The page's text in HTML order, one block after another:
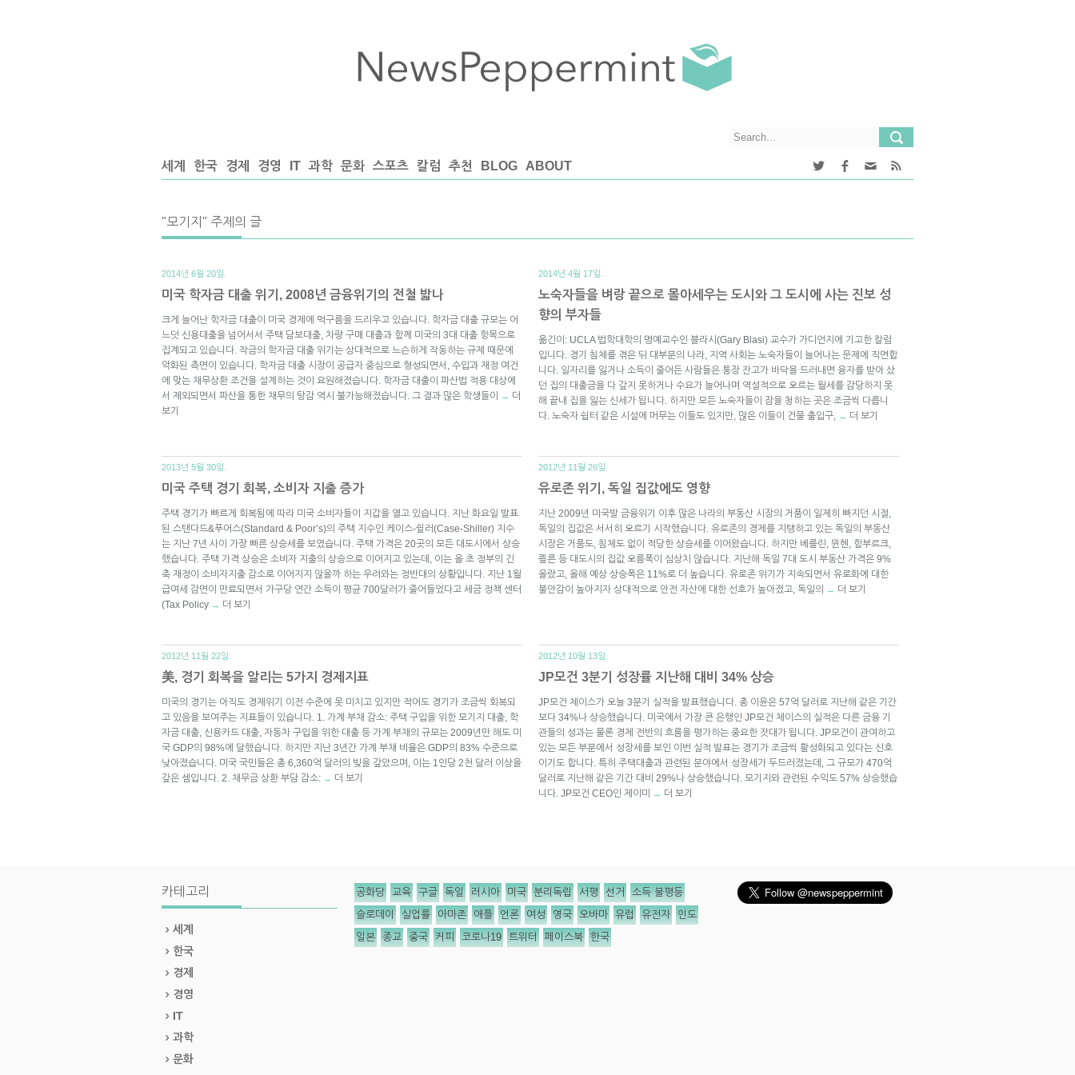
세계 한국 경제 경영 IT 과학 문화 스포츠 칼럼 추천 BLOG ABOUT
"모기지" 주제의 글
2014년 6월 20일.
미국 학자금 대출 위기, 2008년 금융위기의 전철 밟나
크게 늘어난 학자금 대출이 미국 경제에 먹구름을 드리우고 있습니다. 학자금 대출 규모는 어
느덧 신용대출을 넘어서서 주택 담보대출, 차량 구매 대출과 함께 미국의 3대 대출 항목으로
집계되고 있습니다. 작금의 학자금 대출 위기는 상대적으로 느슨하게 작동하는 규제 때문에
악화된 측면이 있습니다. 학자금 대출 시장이 공급자 중심으로 형성되면서, 수입과 재정 여건
에 맞는 채무상환 조건을 설계하는 것이 요원해졌습니다. 학자금 대출이 파산법 적용 대상에
서 제외되면서 파산을 통한 채무의 탕감 역시 불가능해졌습니다. 그 결과 많은 학생들이
→ 더
보기
2014년 4월 17일.
노숙자들을 벼랑 끝으로 몰아세우는 도시와 그 도시에 사는 진보 성
향의 부자들
옮긴이: UCLA 법학대학의 명예교수인 블라시(Gary Blasi) 교수가 가디언지에 기고한 칼럼
입니다. 경기 침체를 겪은 뒤 대부분의 나라, 지역 사회는 노숙자들이 늘어나는 문제에 직면합
니다. 일자리를 잃거나 소득이 줄어든 사람들은 통장 잔고가 바닥을 드러내면 융자를 받아 샀
던 집의 대출금을 다 갚지 못하거나 수요가 늘어나며 역설적으로 오르는 월세를 감당하지 못
해 끝내 집을 잃는 신세가 됩니다. 하지만 모든 노숙자들이 잠을 청하는 곳은 조금씩 다릅니
다. 노숙자 쉼터 같은 시설에 머무는 이들도 있지만, 많은 이들이 건물 출입구, → 더 보기
2013년 5월 30일.
미국 주택 경기 회복, 소비자 지출 증가
주택 경기가 빠르게 회복됨에 따라 미국 소비자들이 지갑을 열고 있습니다. 지난 화요일 발표
된 스탠다드&푸어스(Standard & Poor’s)의 주택 지수인 케이스-쉴러(Case-Shiller) 지수
는 지난 7년 사이 가장 빠른 상승세를 보였습니다. 주택 가격은 20곳의 모든 대도시에서 상승
했습니다. 주택 가격 상승은 소비자 지출의 상승으로 이어지고 있는데, 이는 올 초 정부의 긴
축 재정이 소비자지출 감소로 이어지지 않을까 하는 우려와는 정반대의 상황입니다. 지난 1월
급여세 감면이 만료되면서 가구당 연간 소득이 평균 700달러가 줄어들었다고 세금 정책 센터
(Tax Policy → 더 보기
2012년 11월 26일.
유로존 위기, 독일 집값에도 영향
지난 2009년 미국발 금융위기 이후 많은 나라의 부동산 시장의 거품이 일제히 빠지던 시절,
독일의 집값은 서서히 오르기 시작했습니다. 유로존의 경제를 지탱하고 있는 독일의 부동산
시장은 거품도, 침체도 없이 적당한 상승세를 이어왔습니다. 하지만 베를린, 뮌헨, 함부르크,
쾰른 등 대도시의 집값 오름폭이 심상치 않습니다. 지난해 독일 7대 도시 부동산 가격은 9%
올랐고, 올해 예상 상승폭은 11%로 더 높습니다. 유로존 위기가 지속되면서 유로화에 대한
불안감이 높아지자 상대적으로 안전 자산에 대한 선호가 높아졌고, 독일의
→ 더 보기
2012년 11월 22일.
美, 경기 회복을 알리는 5가지 경제지표
미국의 경기는 아직도 경제위기 이전 수준에 못 미치고 있지만 적어도 경기가 조금씩 회복되
고 있음을 보여주는 지표들이 있습니다. 1. 가계 부채 감소: 주택 구입을 위한 모기지 대출, 학
자금 대출, 신용카드 대출, 자동차 구입을 위한 대출 등 가계 부채의 규모는 2009년만 해도 미
국 GDP의 98%에 달했습니다. 하지만 지난 3년간 가계 부채 비율은 GDP의 83% 수준으로
낮아졌습니다. 미국 국민들은 총 6,360억 달러의 빚을 갚았으며, 이는 1인당 2천 달러 이상을
갚은 셈입니다. 2. 채무금 상환 부담 감소: → 더 보기
2012년 10월 13일.
JP모건 3분기 성장률 지난해 대비 34% 상승
JP모건 체이스가 오늘 3분기 실적을 발표했습니다. 총 이윤은 57억 달러로 지난해 같은 기간
보다 34%나 상승했습니다. 미국에서 가장 큰 은행인 JP모건 체이스의 실적은 다른 금융 기
관들의 성과는 물론 경제 전반의 흐름을 평가하는 중요한 잣대가 됩니다. JP모건이 관여하고
있는 모든 부분에서 성장세를 보인 이번 실적 발표는 경기가 조금씩 활성화되고 있다는 신호
이기도 합니다. 특히 주택대출과 관련된 분야에서 성장세가 두드러졌는데, 그 규모가 470억
달러로 지난해 같은 기간 대비 29%나 상승했습니다. 모기지와 관련된 수익도 57% 상승했습
니다. JP모건 CEO인 제이미
→ 더 보기
카테고리
세계
한국
경제
경영
IT
과학
문화
공화당 교육 구글 독일 러시아 미국 분리독립 서평 선거 소득 불평등
슬로데이 실업률 아마존 애플 언론 여성 영국 오바마 유럽 유전자 인도
일본 종교 중국 커피 코로나19 트위터 페이스북 한국